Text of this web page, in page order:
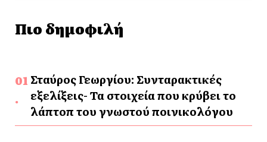
Πιο δημοφιλή
Σταύρος Γεωργίου: Συνταρακτικές
εξελίξεις- Τα στοιχεία που κρύβει το
λάπτοπ του γνωστού ποινικολόγου